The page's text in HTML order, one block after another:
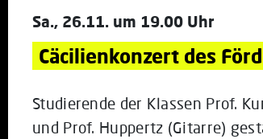
Sa., 26.11. um 19.00 Uhr
Cäcilienkonzert des
Studierende der Klassen Prof.
und Prof. Huppertz (Gitarre)